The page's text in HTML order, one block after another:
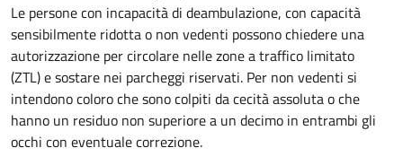
Le persone con incapacità di deambulazione, con capacità
sensibilmente ridotta o non vedenti possono chiedere una
autorizzazione per circolare nelle zone a traffico limitato
(ZTL) e sostare nei parcheggi riservati. Per non vedenti si
intendono coloro che sono colpiti da cecità assoluta o che
hanno un residuo non superiore a un decimo in entrambi gli
occhi con eventuale correzione.